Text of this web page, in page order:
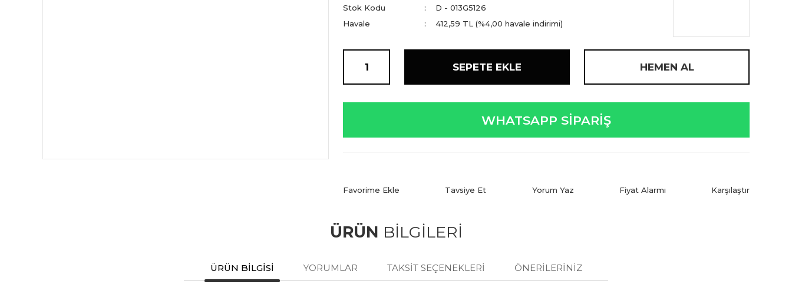
Stok Kodu
D - 013G5126
Havale
412,59 TL (%4,00 havale indirimi)
SEPETE EKLE HEMEN AL
WHATSAPP SİPARİŞ
Tavsiye Et Yorum Yaz Fiyat Alarmı Karşılaştır
ÜRÜN BİLGİLERİ
ÜRÜN BILGISI YORUMLAR TAKSIT SEÇENEKLERI ÖNERILERINIZ